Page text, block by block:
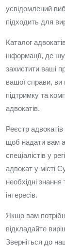
усвідомлений
підходить для
Каталог
інформації, де
захистити ваші
вашої справи, ви
підтримку та
адвокатів.
Реєстр
щоб надати вам
спеціалістів у
адвокат у місті
необхідні
інтересів.
Якщо вам
відкладайте
Зверніться до